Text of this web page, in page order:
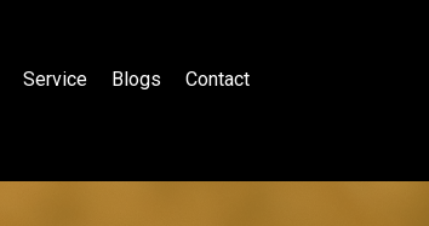
Service Blogs Contact